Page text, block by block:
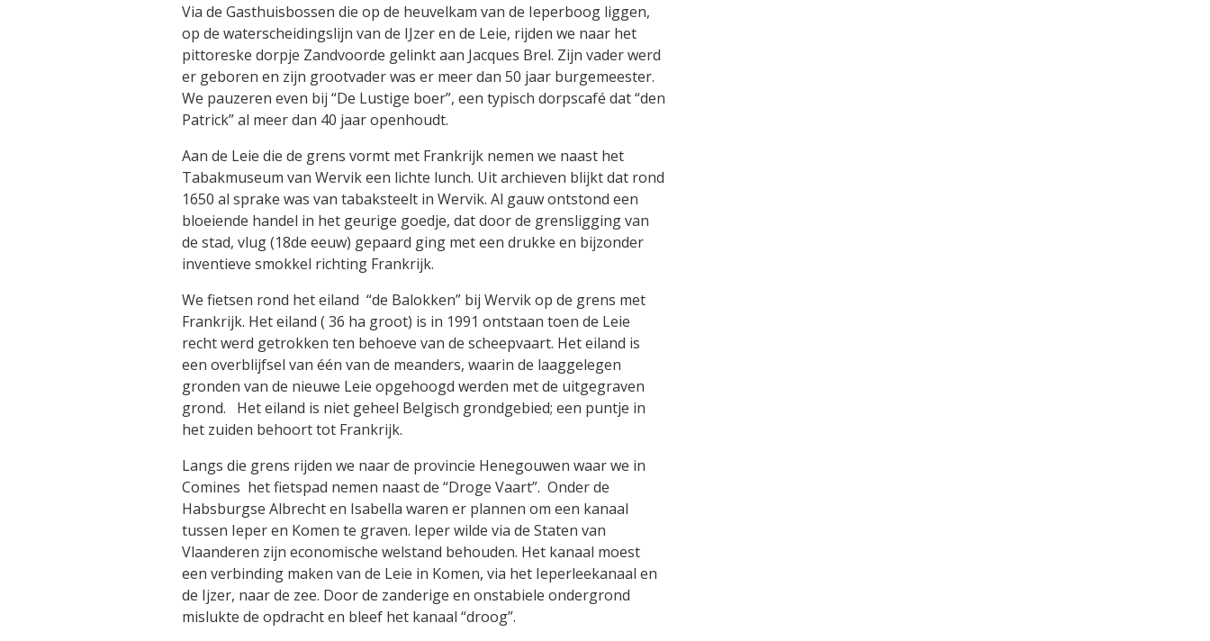
Via de Gasthuisbossen die op de heuvelkam van de Ieperboog liggen,
op de waterscheidingslijn van de IJzer en de Leie, rijden we naar het
pittoreske dorpje Zandvoorde gelinkt aan Jacques Brel. Zijn vader werd
er geboren en zijn grootvader was er meer dan 50 jaar burgemeester.
We pauzeren even bij “De Lustige boer”, een typisch dorpscafé dat “den
Patrick” al meer dan 40 jaar openhoudt.
Aan de Leie die de grens vormt met Frankrijk nemen we naast het
Tabakmuseum van Wervik een lichte lunch. Uit archieven blijkt dat rond
1650 al sprake was van tabaksteelt in Wervik. Al gauw ontstond een
bloeiende handel in het geurige goedje, dat door de grensligging van
de stad, vlug (18de eeuw) gepaard ging met een drukke en bijzonder
inventieve smokkel richting Frankrijk.
We fietsen rond het eiland “de Balokken” bij Wervik op de grens met
Frankrijk. Het eiland ( 36 ha groot) is in 1991 ontstaan toen de Leie
recht werd getrokken ten behoeve van de scheepvaart. Het eiland is
een overblijfsel van één van de meanders, waarin de laaggelegen
gronden van de nieuwe Leie opgehoogd werden met de uitgegraven
grond. Het eiland is niet geheel Belgisch grondgebied; een puntje in
het zuiden behoort tot Frankrijk.
Langs die grens rijden we naar de provincie Henegouwen waar we in
Comines het fietspad nemen naast de “Droge Vaart”. Onder de
Habsburgse Albrecht en Isabella waren er plannen om een kanaal
tussen Ieper en Komen te graven. Ieper wilde via de Staten van
Vlaanderen zijn economische welstand behouden. Het kanaal moest
een verbinding maken van de Leie in Komen, via het Ieperleekanaal en
de Ijzer, naar de zee. Door de zanderige en onstabiele ondergrond
mislukte de opdracht en bleef het kanaal “droog”.